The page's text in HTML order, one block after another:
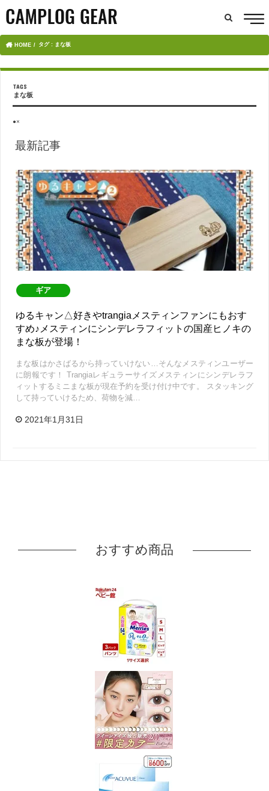
HOME タグ : まな板
まな板
●×
最新記事
ギア
ゆるキャン△好きやtrangiaメスティンファンにもおす
すめ♪メスティンにシンデレラフィットの国産ヒノキの
まな板が登場！
まな板はかさばるから持っていけない…そんなメスティンユーザー
に朗報です！ Trangiaレギュラーサイズメスティンにシンデレラフ
ィットするミニまな板が現在予約を受け付け中です。 スタッキング
して持っていけるため、荷物を減…
2021年1月31日
おすすめ商品